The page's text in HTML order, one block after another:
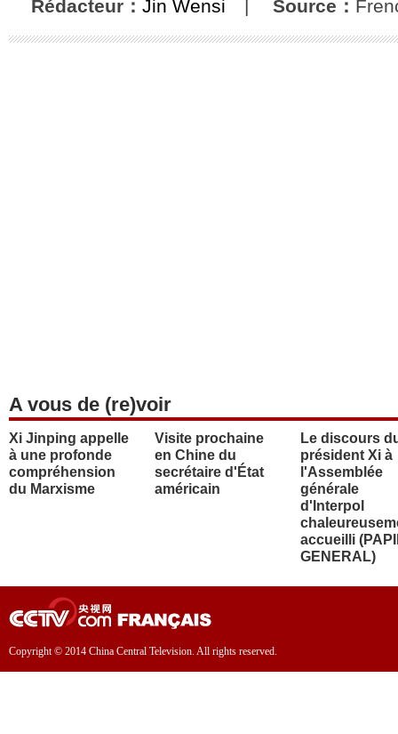
Rédacteur： Jin Wensi | Source：
A vous de (re)voir
Xi Jinping appelle
à une profonde
compréhension
du Marxisme
Visite prochaine
en Chine du
secrétaire d'État
américain
Le discours
président Xi à
l'Assemblée
générale
d'Interpol
accueilli
GENERAL)
Copyright © 2014 China Central Television. All rights reserved.